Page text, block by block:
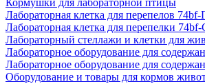
Кормушки для лабораторной птицы
Лабораторная клетка для перепелов
Лабораторная клетка для перепелки
Лабораторный стеллажи и клетки для
Лабораторное оборудование для
Лабораторное оборудование для
Оборудование и товары для кормов